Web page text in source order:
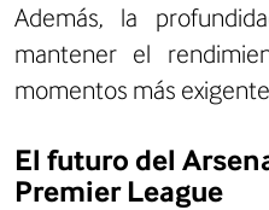
Además, la
mantener el
momentos más
El futuro del
Premier League